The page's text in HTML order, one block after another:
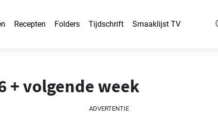
Recepten Folders Tijdschrift Smaaklijst TV
+ volgende week
ADVERTENTIE